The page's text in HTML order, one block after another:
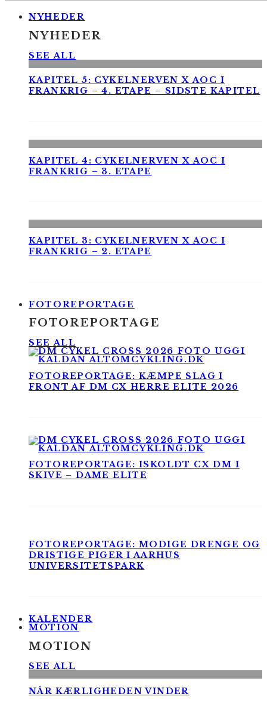
NYHEDER
NYHEDER
SEE ALL
KAPITEL 5: CYKELNERVEN X AOC I
FRANKRIG – 4. ETAPE – SIDSTE KAPITEL
KAPITEL 4: CYKELNERVEN X AOC I
FRANKRIG – 3. ETAPE
KAPITEL 3: CYKELNERVEN X AOC I
FRANKRIG – 2. ETAPE
FOTOREPORTAGE
FOTOREPORTAGE
SEE ALL
FOTOREPORTAGE: KÆMPE SLAG I
FRONT AF DM CX HERRE ELITE 2026
FOTOREPORTAGE: ISKOLDT CX DM I
SKIVE – DAME ELITE
FOTOREPORTAGE: MODIGE DRENGE OG
DRISTIGE PIGER I AARHUS
UNIVERSITETSPARK
KALENDER
MOTION
MOTION
SEE ALL
NÅR KÆRLIGHEDEN VINDER